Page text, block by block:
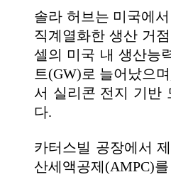
솔라 허브는 미국에
직계열화한 생산 거
셀의 미국 내 생산능
트(GW)로 늘어났으
서 실리콘 전지 기반
다.
카터스빌 공장에서
산세액공제(AMPC)